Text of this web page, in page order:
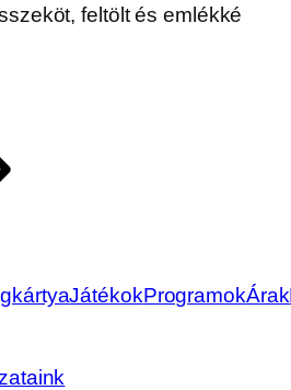
feltölt és emlékké
JátékokProgramokÁrak